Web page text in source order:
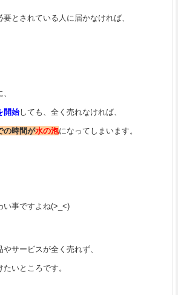
とされている人に届かなければ、
開始しても、全く売れなければ、
の時間が水の泡になってしまいます。
い事ですよね(>_<)
サービスが全く売れず、
いところです。